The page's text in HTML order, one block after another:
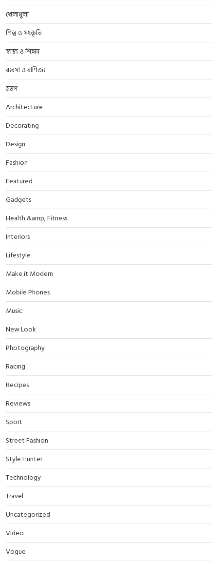
খেলাধুলা
শিল্প ও সংকৃতি
স্বাস্থ্য ও শিক্ষা
ব্যবসা ও বাণিজ্য
ভ্রমণ
Architecture
Decorating
Design
Fashion
Featured
Gadgets
Health &amp; Fitness
Interiors
Lifestyle
Make it Modern
Mobile Phones
Music
New Look
Photography
Racing
Recipes
Reviews
Sport
Street Fashion
Style Hunter
Technology
Travel
Uncategorized
Video
Vogue